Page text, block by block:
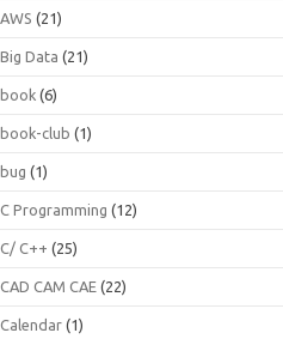
AWS (21)
Big Data (21)
book (6)
book-club (1)
bug (1)
C Programming (12)
C/ C++ (25)
CAD CAM CAE (22)
Calendar (1)